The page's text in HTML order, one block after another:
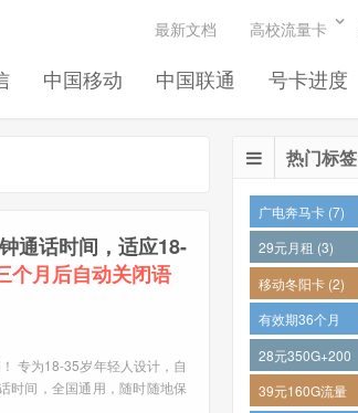
中国移动 中国联通 号卡进度
最新文档 高校流量卡
通话时间，适应18-
个月后自动关闭语
专为18-35岁年轻人设计，自
时间，全国通用，随时随地保
热门标签
广电奔马卡 (7)
29元月租 (3)
移动冬阳卡 (2)
有效期36个月
(2)
28元350G+200
分钟 (1)
39元160G流量